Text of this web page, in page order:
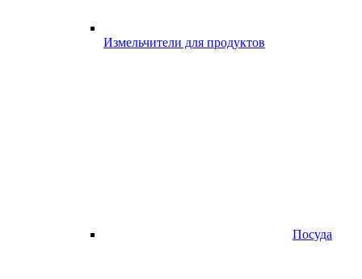
Измельчители для продуктов
Посуда